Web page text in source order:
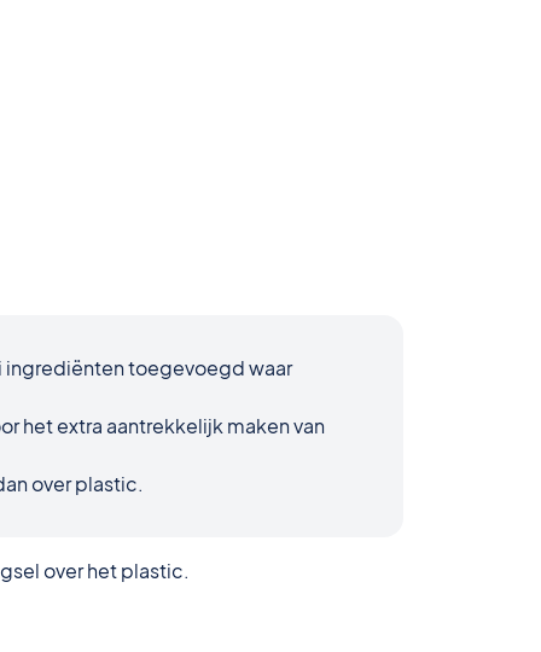
ingrediënten toegevoegd waar
het extra aantrekkelijk maken van
over plastic.
over het plastic.